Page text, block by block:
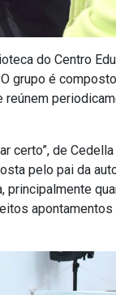
do Centro
grupo é
certo”, de
pelo pai da